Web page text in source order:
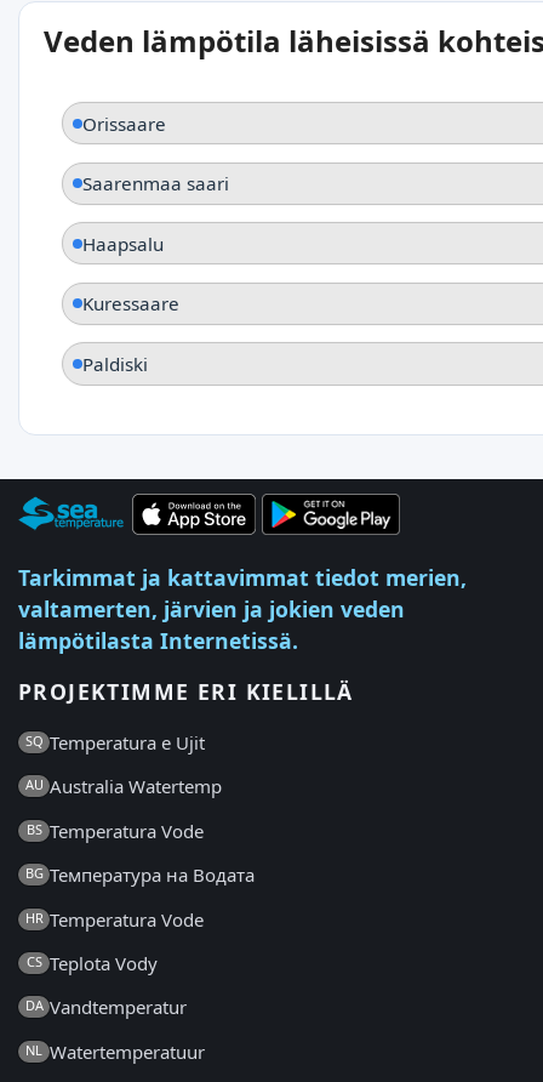
Veden lämpötila läheisissä
Orissaare
Saarenmaa saari
Haapsalu
Kuressaare
Paldiski
Tarkimmat ja kattavimmat tiedot merien,
valtamerten, järvien ja jokien veden
lämpötilasta Internetissä.
PROJEKTIMME ERI KIELILLÄ
SQ Temperatura e Ujit
AU Australia Watertemp
BS Temperatura Vode
BG Температура на Водата
HR Temperatura Vode
CS Teplota Vody
DA Vandtemperatur
NL Watertemperatuur